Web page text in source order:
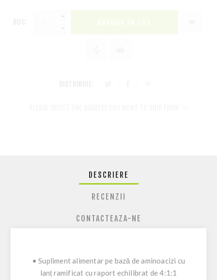
DESCRIERE
RECENZII
CONTACTEAZA-NE
• Supliment alimentar pe bază de aminoacizi cu
lanț ramificat cu raport echilibrat de 4:1:1